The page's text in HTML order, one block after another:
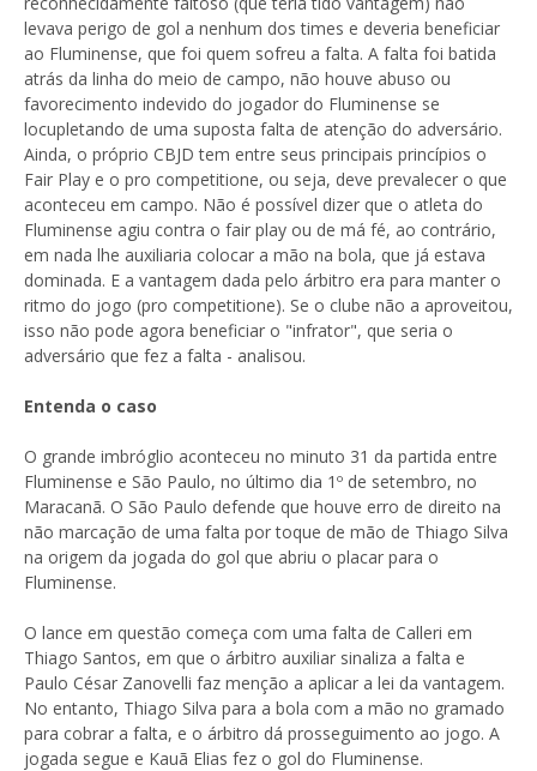
levava perigo de gol a nenhum dos times e deveria beneficiar
ao Fluminense, que foi quem sofreu a falta. A falta foi batida
atrás da linha do meio de campo, não houve abuso ou
favorecimento indevido do jogador do Fluminense se
locupletando de uma suposta falta de atenção do adversário.
Ainda, o próprio CBJD tem entre seus principais princípios o
Fair Play e o pro competitione, ou seja, deve prevalecer o que
aconteceu em campo. Não é possível dizer que o atleta do
Fluminense agiu contra o fair play ou de má fé, ao contrário,
em nada lhe auxiliaria colocar a mão na bola, que já estava
dominada. E a vantagem dada pelo árbitro era para manter o
ritmo do jogo (pro competitione). Se o clube não a aproveitou,
isso não pode agora beneficiar o "infrator", que seria o
adversário que fez a falta - analisou.
Entenda o caso
O grande imbróglio aconteceu no minuto 31 da partida entre
Fluminense e São Paulo, no último dia 1º de setembro, no
Maracanã. O São Paulo defende que houve erro de direito na
não marcação de uma falta por toque de mão de Thiago Silva
na origem da jogada do gol que abriu o placar para o
Fluminense.
O lance em questão começa com uma falta de Calleri em
Thiago Santos, em que o árbitro auxiliar sinaliza a falta e
Paulo César Zanovelli faz menção a aplicar a lei da vantagem.
No entanto, Thiago Silva para a bola com a mão no gramado
para cobrar a falta, e o árbitro dá prosseguimento ao jogo. A
jogada segue e Kauã Elias fez o gol do Fluminense.